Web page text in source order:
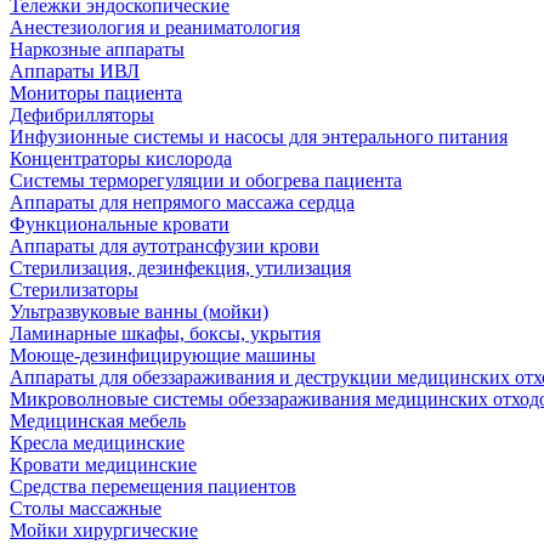
Тележки эндоскопические
Анестезиология и реаниматология
Наркозные аппараты
Аппараты ИВЛ
Мониторы пациента
Дефибрилляторы
Инфузионные системы и насосы для энтерального питания
Концентраторы кислорода
Системы терморегуляции и обогрева пациента
Аппараты для непрямого массажа сердца
Функциональные кровати
Аппараты для аутотрансфузии крови
Стерилизация, дезинфекция, утилизация
Стерилизаторы
Ультразвуковые ванны (мойки)
Ламинарные шкафы, боксы, укрытия
Моюще-дезинфицирующие машины
Аппараты для обеззараживания и деструкции медицинских
Микроволновые системы обеззараживания медицинских
Медицинская мебель
Кресла медицинские
Кровати медицинские
Средства перемещения пациентов
Столы массажные
Мойки хирургические